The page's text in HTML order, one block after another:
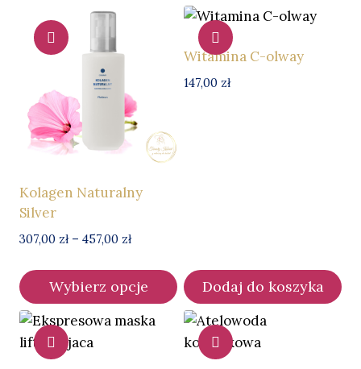
Kolagen Naturalny
Silver
307,00 zł – 457,00 złZakres
307,00 zł
do
Wybierz opcje
Ten
produkt
ma
Witamina C-olway
147,00 zł
Dodaj do koszyka